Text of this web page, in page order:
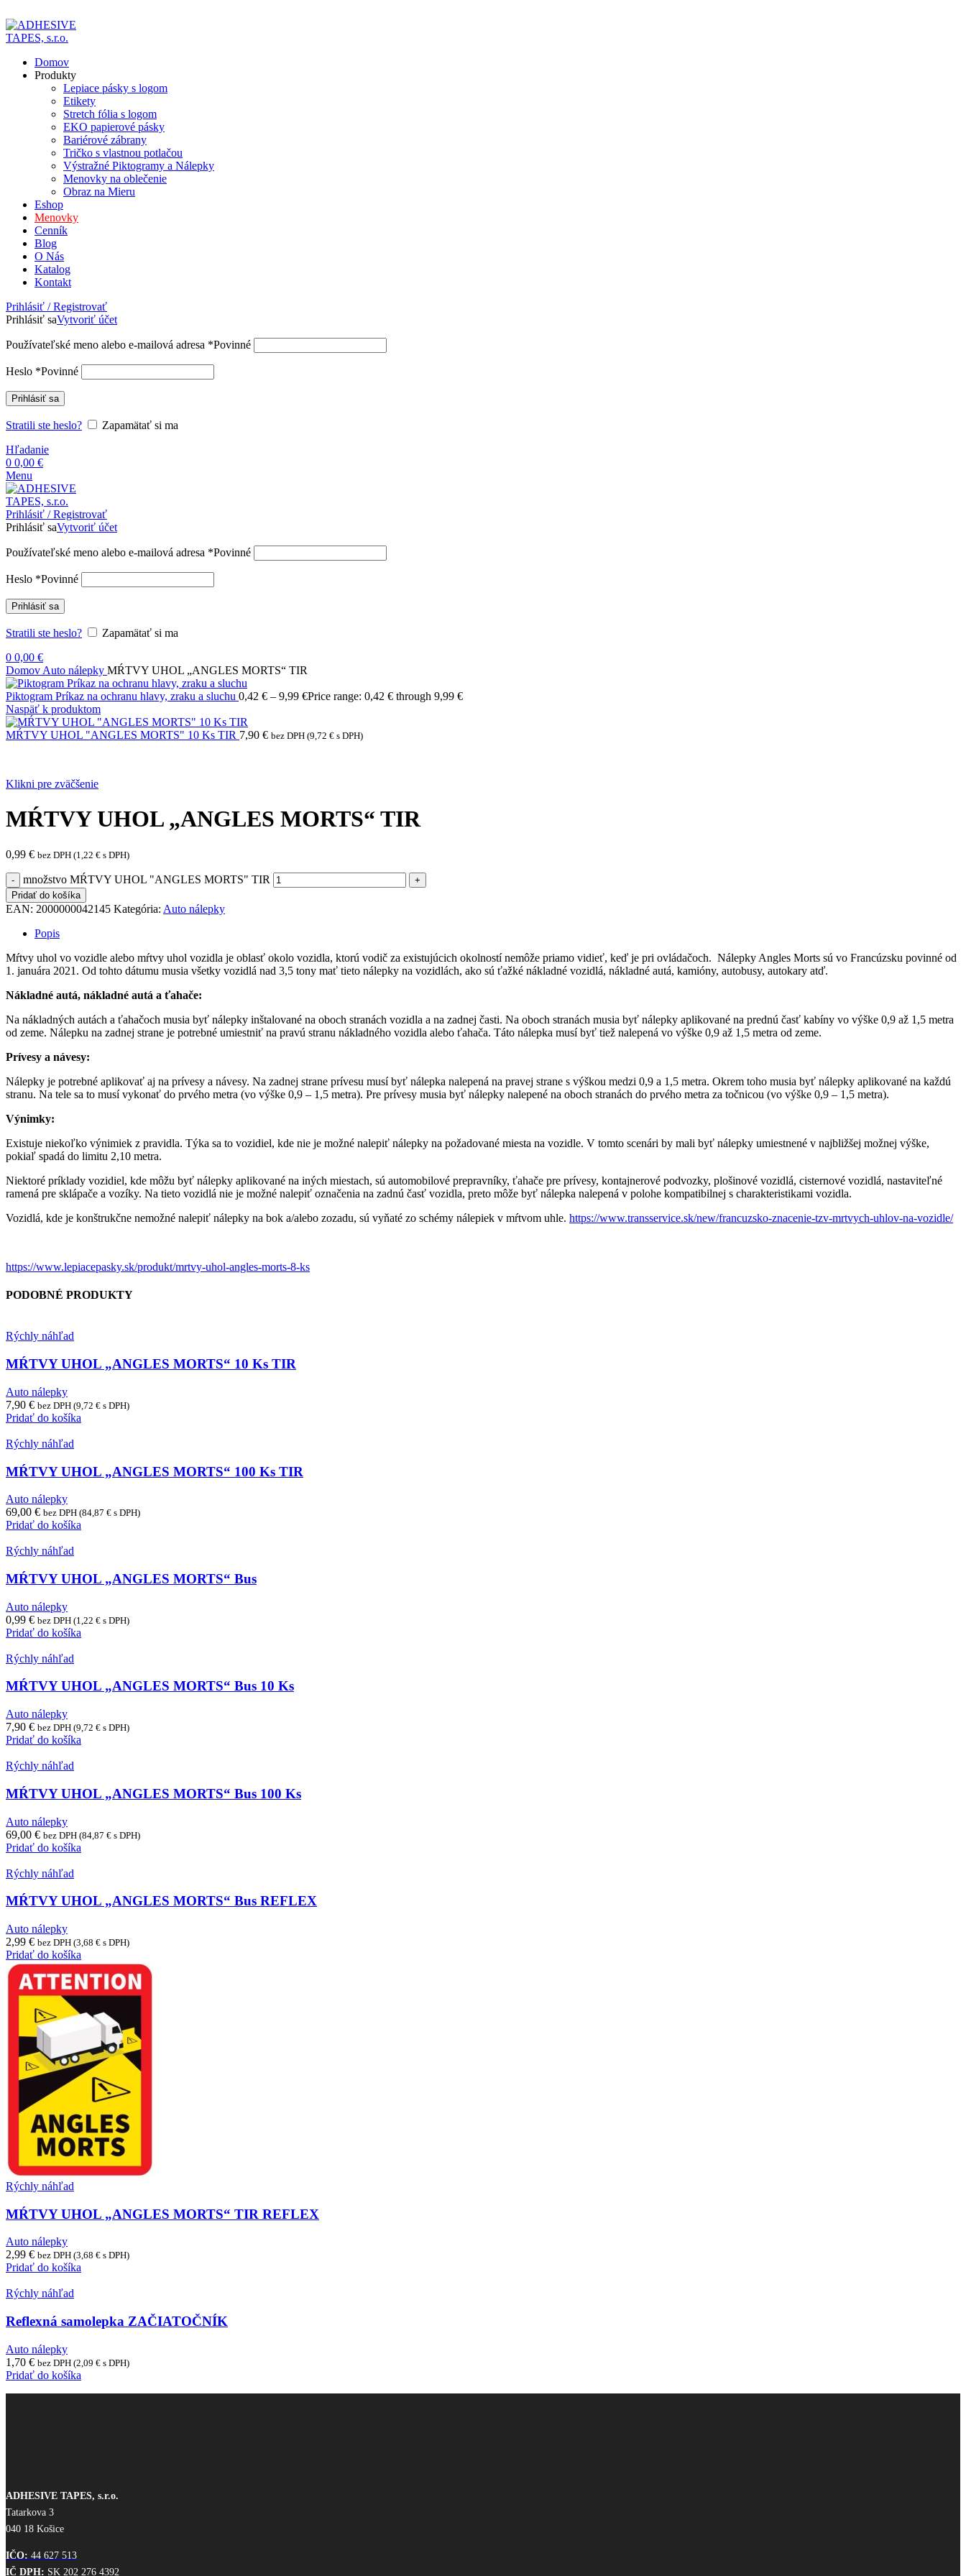
Domov
Produkty
Lepiace pásky s logom
Etikety
Stretch fólia s logom
EKO papierové pásky
Bariérové zábrany
Tričko s vlastnou potlačou
Výstražné Piktogramy a Nálepky
Menovky na oblečenie
Obraz na Mieru
Eshop
Menovky
Cenník
Blog
O Nás
Katalog
Kontakt
Prihlásiť / Registrovať
Prihlásiť saVytvoriť účet
Používateľské meno alebo e-mailová adresa *Povinné
Heslo *Povinné
Prihlásiť sa
Stratili ste heslo?
Zapamätať si ma
Hľadanie
0 0,00 €
Menu
Prihlásiť / Registrovať
Prihlásiť saVytvoriť účet
Používateľské meno alebo e-mailová adresa *Povinné
Heslo *Povinné
Prihlásiť sa
Stratili ste heslo?
Zapamätať si ma
0 0,00 €
Domov Auto nálepky MŔTVY UHOL „ANGLES MORTS“ TIR
Piktogram Príkaz na ochranu hlavy, zraku a sluchu 0,42 € – 9,99 €Price range: 0,42 € through 9,99 €
Naspäť k produktom
MŔTVY UHOL "ANGLES MORTS" 10 Ks TIR 7,90 € bez DPH (9,72 € s DPH)
Klikni pre zväčšenie
MŔTVY UHOL „ANGLES MORTS“ TIR
0,99 € bez DPH (1,22 € s DPH)
množstvo MŔTVY UHOL "ANGLES MORTS" TIR
Pridať do košíka
EAN: 2000000042145 Kategória: Auto nálepky
Popis
Mŕtvy uhol vo vozidle alebo mŕtvy uhol vozidla je oblasť okolo vozidla, ktorú vodič za existujúcich okolností nemôže priamo vidieť, keď je pri ovládačoch. Nálepky Angles Morts sú vo Francúzsku povinné od
1. januára 2021. Od tohto dátumu musia všetky vozidlá nad 3,5 tony mať tieto nálepky na vozidlách, ako sú ťažké nákladné vozidlá, nákladné autá, kamióny, autobusy, autokary atď.
Nákladné autá, nákladné autá a ťahače:
Na nákladných autách a ťahačoch musia byť nálepky inštalované na oboch stranách vozidla a na zadnej časti. Na oboch stranách musia byť nálepky aplikované na prednú časť kabíny vo výške 0,9 až 1,5 metra
od zeme. Nálepku na zadnej strane je potrebné umiestniť na pravú stranu nákladného vozidla alebo ťahača. Táto nálepka musí byť tiež nalepená vo výške 0,9 až 1,5 metra od zeme.
Prívesy a návesy:
Nálepky je potrebné aplikovať aj na prívesy a návesy. Na zadnej strane prívesu musí byť nálepka nalepená na pravej strane s výškou medzi 0,9 a 1,5 metra. Okrem toho musia byť nálepky aplikované na každú
stranu. Na tele sa to musí vykonať do prvého metra (vo výške 0,9 – 1,5 metra). Pre prívesy musia byť nálepky nalepené na oboch stranách do prvého metra za točnicou (vo výške 0,9 – 1,5 metra).
Výnimky:
Existuje niekoľko výnimiek z pravidla. Týka sa to vozidiel, kde nie je možné nalepiť nálepky na požadované miesta na vozidle. V tomto scenári by mali byť nálepky umiestnené v najbližšej možnej výške,
pokiaľ spadá do limitu 2,10 metra.
Niektoré príklady vozidiel, kde môžu byť nálepky aplikované na iných miestach, sú automobilové prepravníky, ťahače pre prívesy, kontajnerové podvozky, plošinové vozidlá, cisternové vozidlá, nastaviteľné
ramená pre sklápače a vozíky. Na tieto vozidlá nie je možné nalepiť označenia na zadnú časť vozidla, preto môže byť nálepka nalepená v polohe kompatibilnej s charakteristikami vozidla.
Vozidlá, kde je konštrukčne nemožné nalepiť nálepky na bok a/alebo zozadu, sú vyňaté zo schémy nálepiek v mŕtvom uhle. https://www.transservice.sk/new/francuzsko-znacenie-tzv-mrtvych-uhlov-na-vozidle/
https://www.lepiacepasky.sk/produkt/mrtvy-uhol-angles-morts-8-ks
PODOBNÉ PRODUKTY
Rýchly náhľad
MŔTVY UHOL „ANGLES MORTS“ 10 Ks TIR
Auto nálepky
7,90 € bez DPH (9,72 € s DPH)
Pridať do košíka
Rýchly náhľad
MŔTVY UHOL „ANGLES MORTS“ 100 Ks TIR
Auto nálepky
69,00 € bez DPH (84,87 € s DPH)
Pridať do košíka
Rýchly náhľad
MŔTVY UHOL „ANGLES MORTS“ Bus
Auto nálepky
0,99 € bez DPH (1,22 € s DPH)
Pridať do košíka
Rýchly náhľad
MŔTVY UHOL „ANGLES MORTS“ Bus 10 Ks
Auto nálepky
7,90 € bez DPH (9,72 € s DPH)
Pridať do košíka
Rýchly náhľad
MŔTVY UHOL „ANGLES MORTS“ Bus 100 Ks
Auto nálepky
69,00 € bez DPH (84,87 € s DPH)
Pridať do košíka
Rýchly náhľad
MŔTVY UHOL „ANGLES MORTS“ Bus REFLEX
Auto nálepky
2,99 € bez DPH (3,68 € s DPH)
Pridať do košíka
Rýchly náhľad
MŔTVY UHOL „ANGLES MORTS“ TIR REFLEX
Auto nálepky
2,99 € bez DPH (3,68 € s DPH)
Pridať do košíka
Rýchly náhľad
Reflexná samolepka ZAČIATOČNÍK
Auto nálepky
1,70 € bez DPH (2,09 € s DPH)
Pridať do košíka
ADHESIVE TAPES, s.r.o.
Tatarkova 3
040 18 Košice
IČO: 44 627 513
IČ DPH: SK 202 276 4392